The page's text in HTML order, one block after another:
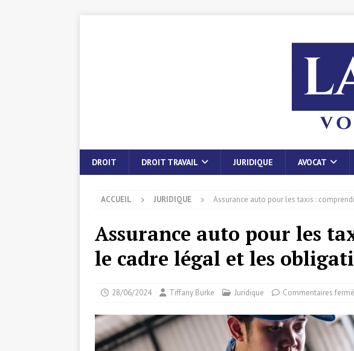
DROIT DROIT TRAVAIL JURIDIQUE AVOCAT
ACCUEIL JURIDIQUE Assurance auto pour les taxis :
Assurance auto pour les
le cadre légal et les
28/06/2024 Tiffany Burke Juridique Commentaires